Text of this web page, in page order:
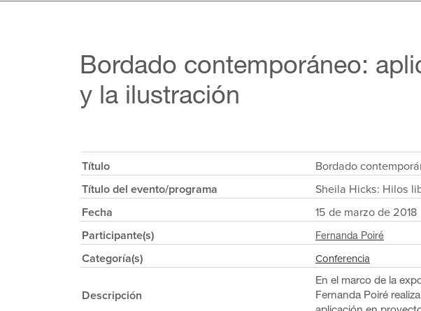
Bordado contemporáneo:
y la ilustración
Título
Bordado
Título del evento/programa
Sheila Hicks: Hilos
Fecha
15 de marzo de 2018
Participante(s)
Fernanda Poiré
Categoría(s) Conferencia
Descripción
En el marco de la
Fernanda Poiré